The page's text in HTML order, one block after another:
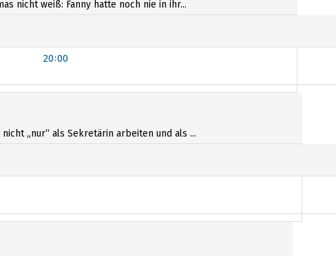
nicht weiß: Fanny hatte noch nie in ihr...
20:00
„nur“ als Sekretärin arbeiten und als ...